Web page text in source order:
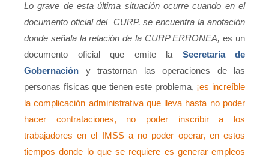
Lo grave de esta última situación ocurre cuando en el
documento oficial del
CURP, se encuentra la anotación
donde señala la relación de la CURP ERRONEA, es un
documento oficial que emite la Secretaria de
Gobernación
y trastornan las operaciones de las
personas físicas que tienen este problema, ¡es increíble
la complicación administrativa que lleva hasta no poder
hacer contrataciones, no poder inscribir a los
trabajadores en el IMSS a no poder operar, en estos
tiempos donde lo que se requiere es generar empleos